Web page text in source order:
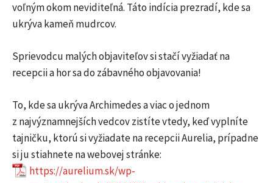
voľným okom neviditeľná. Táto indícia prezradí, kde sa
ukrýva kameň mudrcov.
Sprievodcu malých objaviteľov si stačí vyžiadať na
recepcii a hor sa do zábavného objavovania!
To, kde sa ukrýva Archimedes a viac o jednom
z najvýznamnejších vedcov zistíte vtedy, keď vyplníte
tajničku, ktorú si vyžiadate na recepcii Aurelia, prípadne
si ju stiahnete na webovej stránke:
https://aurelium.sk/wp-